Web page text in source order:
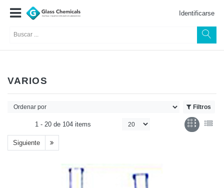
Identificarse
VARIOS
Filtros
1 - 20 de 104 items
Siguiente